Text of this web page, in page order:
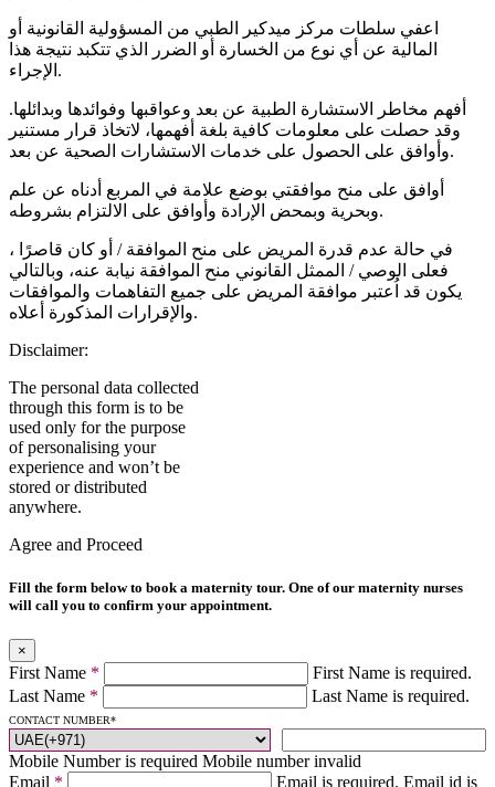
اعفي سلطات مركز ميدكير الطبي من المسؤولية القانونية أو
المالية عن أي نوع من الخسارة أو الضرر الذي تتكبد نتيجة هذا
الإجراء.
أفهم مخاطر الاستشارة الطبية عن بعد وعواقبها وفوائدها وبدائلها.
وقد حصلت على معلومات كافية بلغة أفهمها، لاتخاذ قرار مستنير
وأوافق على الحصول على خدمات الاستشارات الصحية عن بعد.
أوافق على منح موافقتي بوضع علامة في المربع أدناه عن علم
وبحرية وبمحض الإرادة وأوافق على الالتزام بشروطه.
في حالة عدم قدرة المريض على منح الموافقة / أو كان قاصرًا ،
فعلى الوصي / الممثل القانوني منح الموافقة نيابة عنه، وبالتالي
يكون قد اُعتبر موافقة المريض على جميع التفاهمات والموافقات
والإقرارات المذكورة أعلاه.
Disclaimer:
The personal data collected
through this form is to be
used only for the purpose
of personalising your
experience and won’t be
stored or distributed
anywhere.
Agree and Proceed
Fill the form below to book a maternity tour. One of our maternity nurses
will call you to confirm your appointment.
×
First Name *
First Name is required.
Last Name * Last Name is required.
CONTACT NUMBER*
Mobile Number is required Mobile number invalid
Email * Email is required. Email id is